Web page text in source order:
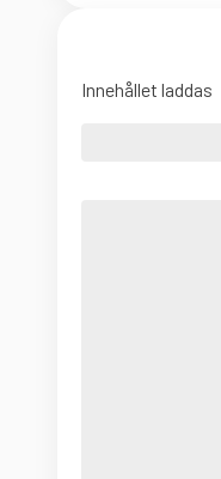
Innehållet laddas